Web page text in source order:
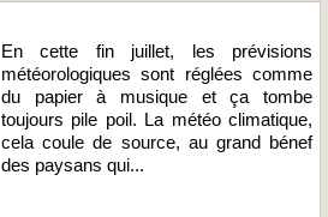
En cette fin juillet, les prévisions
météorologiques sont réglées comme
du papier à musique et ça tombe
toujours pile poil. La météo climatique,
cela coule de source, au grand bénef
des paysans qui...